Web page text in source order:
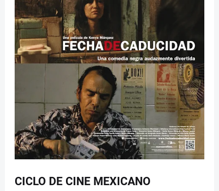
CICLO DE CINE MEXICANO